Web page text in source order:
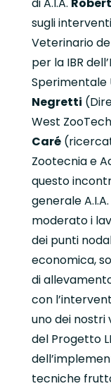
sugli
Veterinario
per la IBR
Negretti
West
Caré
Zootecnia e
questo
generale A.I.A.
moderato i
dei punti
economica,
di
con
uno dei nostri
del Progetto
tecniche